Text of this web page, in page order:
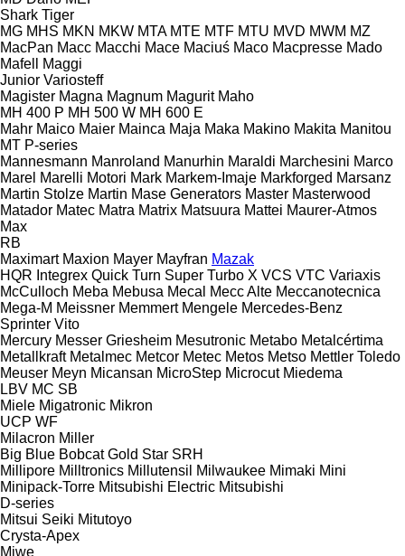
Shark Tiger
MG MHS MKN MKW MTA MTE MTF MTU MVD MWM MZ
MacPan Macc Macchi Mace Maciuś Maco Macpresse Mado
Mafell
Maggi
Junior Variosteff
Magister Magna Magnum Magurit Maho
MH 400 P MH 500 W MH 600 E
Mahr Maico Maier Mainca Maja Maka Makino Makita Manitou
MT P-series
Mannesmann Manroland Manurhin Maraldi Marchesini Marco
Marel Marelli Motori Mark Markem-Imaje Markforged Marsanz
Martin Stolze Martin Mase Generators Master Masterwood
Matador Matec Matra Matrix Matsuura Mattei Maurer-Atmos
Max
RB
Maximart Maxion Mayer Mayfran Mazak
HQR Integrex Quick Turn Super Turbo X VCS VTC Variaxis
McCulloch Meba Mebusa Mecal Mecc Alte Meccanotecnica
Mega-M Meissner Memmert Mengele Mercedes-Benz
Sprinter Vito
Mercury Messer Griesheim Mesutronic Metabo Metalcértima
Metallkraft Metalmec Metcor Metec Metos Metso Mettler Toledo
Meuser Meyn Micansan MicroStep Microcut Miedema
LBV MC SB
Miele Migatronic Mikron
UCP WF
Milacron Miller
Big Blue Bobcat Gold Star SRH
Millipore Milltronics Millutensil Milwaukee Mimaki Mini
Minipack-Torre Mitsubishi Electric Mitsubishi
D-series
Mitsui Seiki Mitutoyo
Crysta-Apex
Miwe